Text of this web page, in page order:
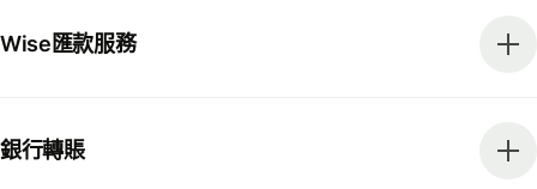
Wise匯款服務
銀行轉賬